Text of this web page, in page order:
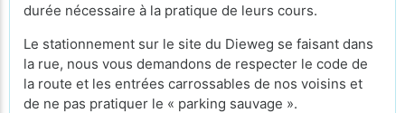
durée nécessaire à la pratique de leurs cours.
Le stationnement sur le site du Dieweg se faisant dans
la rue, nous vous demandons de respecter le code de
la route et les entrées carrossables de nos voisins et
de ne pas pratiquer le « parking sauvage ».